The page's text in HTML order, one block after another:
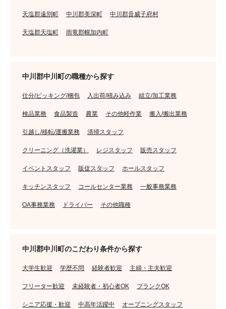
天塩郡遠別町 中川郡美深町 中川郡音威子府村
天塩郡天塩町 雨竜郡幌加内町
中川郡中川町の職種から探す
仕分/ピッキング/梱包 入出荷/積み込み 組立/加工業務
検品業務 食品製造 農業 その他軽作業 搬入/搬出業務
引越し/移転/運搬業務 清掃スタッフ
クリーニング（洗濯業） レジスタッフ 販売スタッフ
イベントスタッフ 販促スタッフ ホールスタッフ
キッチンスタッフ コールセンター業務 一般事務業務
OA事務業務 ドライバー その他職種
中川郡中川町のこだわり条件から探す
大学生歓迎 学歴不問 経験者歓迎 主婦・主夫歓迎
フリーター歓迎 未経験者・初心者OK ブランクOK
シニア応援・歓迎 中高年活躍中 オープニングスタッフ